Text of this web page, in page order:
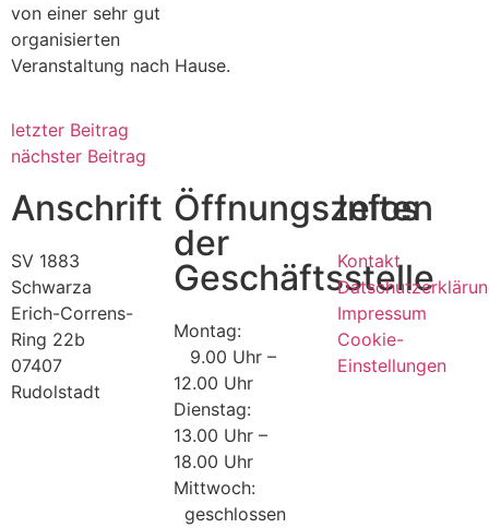
von einer sehr gut
organisierten
Veranstaltung nach Hause.
letzter Beitrag
nächster Beitrag
Anschrift
SV 1883
Schwarza
Erich-Correns-
Ring 22b
07407
Rudolstadt
Öffnungszeiten
der
Geschäftsstelle
Montag:
9.00 Uhr –
12.00 Uhr
Dienstag:
13.00 Uhr –
18.00 Uhr
Mittwoch:
geschlossen
Infos
Kontakt
Impressum
Cookie-
Einstellungen